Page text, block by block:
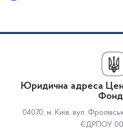
Юридична адреса
04070, м. Київ, вул.
ЄДРПОУ